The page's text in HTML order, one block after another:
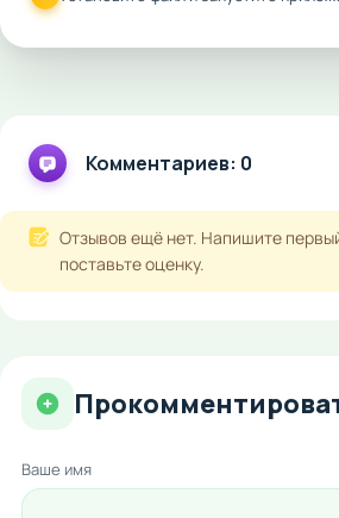
Комментариев: 0
Отзывов ещё нет. Напишите
поставьте оценку.
Ваше имя